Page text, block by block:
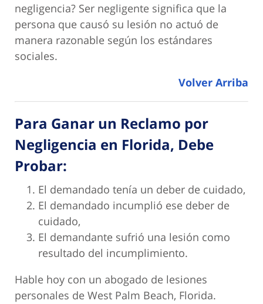
negligencia? Ser negligente significa que la
persona que causó su lesión no actuó de
manera razonable según los estándares
sociales.
Volver Arriba
Para Ganar un Reclamo por
Negligencia en Florida, Debe
Probar:
El demandado tenía un deber de cuidado,
El demandado incumplió ese deber de
cuidado,
El demandante sufrió una lesión como
resultado del incumplimiento.
Hable hoy con un abogado de lesiones
personales de West Palm Beach, Florida.